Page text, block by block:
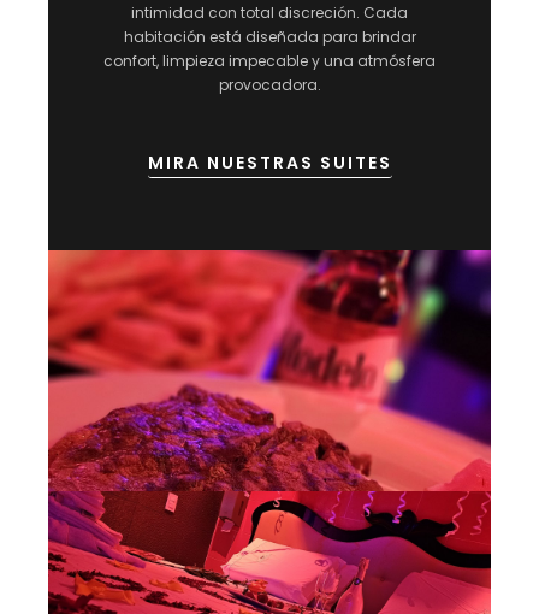
intimidad con total discreción. Cada
habitación está diseñada para brindar
confort, limpieza impecable y una atmósfera
provocadora.
MIRA NUESTRAS SUITES